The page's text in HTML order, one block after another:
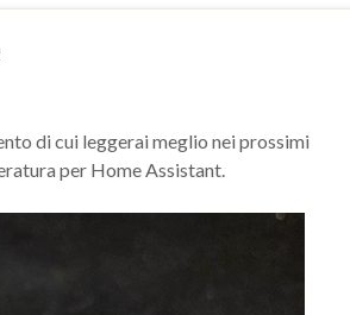
di cui leggerai meglio nei prossimi
per Home Assistant.